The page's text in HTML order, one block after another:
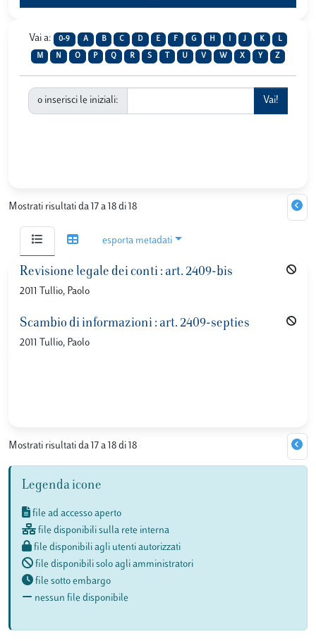
Vai a: 0-9 A B C D E F G H J K L
M N O P Q R S U V W X Y Z
o inserisci le iniziali:
Mostrati risultati da 17 a 18 di 18
esporta metadati
Revisione legale dei conti : art. 2409-bis
2011 Tullio, Paolo
Scambio di informazioni : art. 2409-septies
2011 Tullio, Paolo
Mostrati risultati da 17 a 18 di 18
Legenda icone
file ad accesso aperto
file disponibili sulla rete interna
file disponibili agli utenti autorizzati
file disponibili solo agli amministratori
file sotto embargo
nessun file disponibile